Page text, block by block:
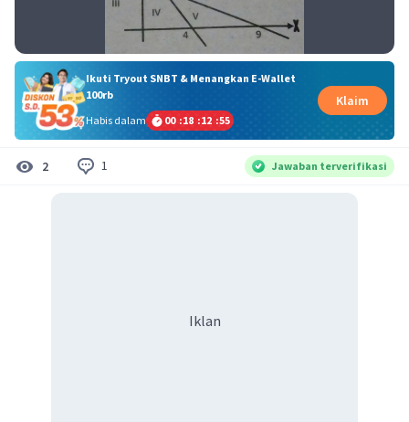
Ikuti Tryout SNBT & Menangkan E-Wallet
100rb
Habis dalam
00 :18 :12 :55
Klaim
2 1 Jawaban terverifikasi
Iklan